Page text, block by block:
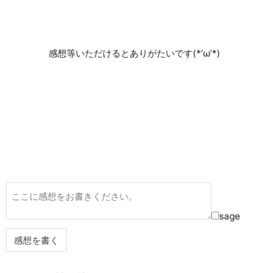
感想等いただけるとありがたいです(*’ω’*)
sage